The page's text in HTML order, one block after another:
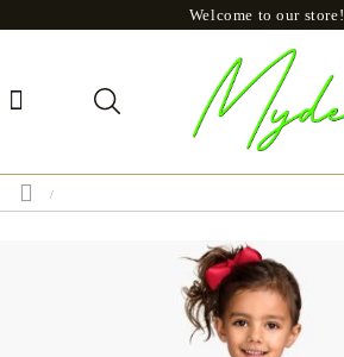
Welcome to our store!